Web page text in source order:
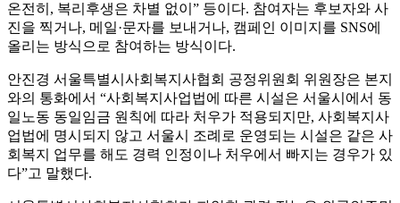
온전히, 복리후생은 차별 없이” 등이다. 참여자는 후보자와 사
진을 찍거나, 메일·문자를 보내거나, 캠페인 이미지를 SNS에
올리는 방식으로 참여하는 방식이다.
안진경 서울특별시사회복지사협회 공정위원회 위원장은 본지
와의 통화에서 “사회복지사업법에 따른 시설은 서울시에서 동
일노동 동일임금 원칙에 따라 처우가 적용되지만, 사회복지사
업법에 명시되지 않고 서울시 조례로 운영되는 시설은 같은 사
회복지 업무를 해도 경력 인정이나 처우에서 빠지는 경우가 있
다”고 말했다.